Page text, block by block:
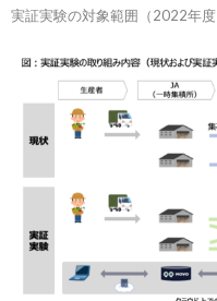
実証実験の対象範囲（2022年度